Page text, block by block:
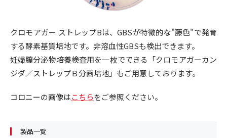
クロモアガー ストレップBは、GBSが特徴的な"藤色"で発育
する酵素基質培地です。非溶血性GBSも検出できます。
妊婦膣分泌物培養検査用を一枚でできる「クロモアガーカン
ジダ／ストレップＢ分画培地」もご用意しております。
コロニーの画像はこちらをご参照ください。
製品一覧